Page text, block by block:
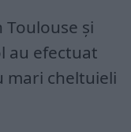
Toulouse și
au efectuat
mari cheltuieli